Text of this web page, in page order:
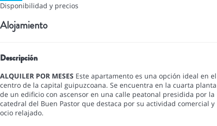
Disponibilidad y precios
Alojamiento
Descripción
ALQUILER POR MESES Este apartamento es una opción ideal en el
centro de la capital guipuzcoana. Se encuentra en la cuarta planta
de un edificio con ascensor en una calle peatonal presidida por la
catedral del Buen Pastor que destaca por su actividad comercial y
ocio relajado.